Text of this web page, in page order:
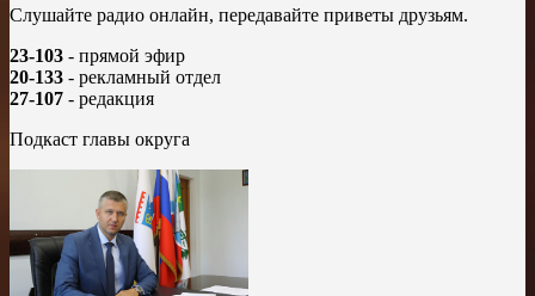
Слушайте радио онлайн, передавайте приветы друзьям.
23-103 - прямой эфир
20-133 - рекламный отдел
27-107 - редакция
Подкаст главы округа